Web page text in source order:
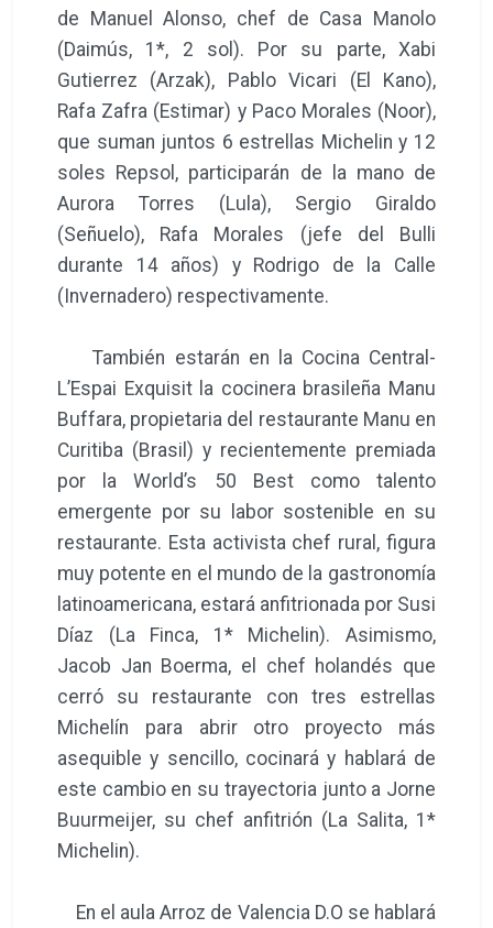
de Manuel Alonso, chef de Casa Manolo
(Daimús, 1*, 2 sol). Por su parte, Xabi
Gutierrez (Arzak), Pablo Vicari (El Kano),
Rafa Zafra (Estimar) y Paco Morales (Noor),
que suman juntos 6 estrellas Michelin y 12
soles Repsol, participarán de la mano de
Aurora Torres (Lula), Sergio Giraldo
(Señuelo), Rafa Morales (jefe del Bulli
durante 14 años) y Rodrigo de la Calle
(Invernadero) respectivamente.
También estarán en la Cocina Central-
L’Espai Exquisit la cocinera brasileña Manu
Buffara, propietaria del restaurante Manu en
Curitiba (Brasil) y recientemente premiada
por la World’s 50 Best como talento
emergente por su labor sostenible en su
restaurante. Esta activista chef rural, figura
muy potente en el mundo de la gastronomía
latinoamericana, estará anfitrionada por Susi
Díaz (La Finca, 1* Michelin). Asimismo,
Jacob Jan Boerma, el chef holandés que
cerró su restaurante con tres estrellas
Michelín para abrir otro proyecto más
asequible y sencillo, cocinará y hablará de
este cambio en su trayectoria junto a Jorne
Buurmeijer, su chef anfitrión (La Salita, 1*
Michelin).
En el aula Arroz de Valencia D.O se hablará